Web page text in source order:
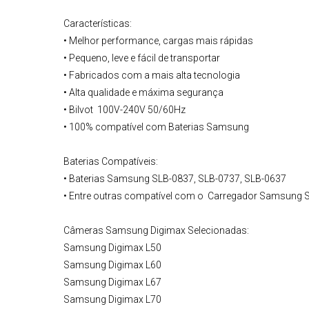
Características:
• Melhor performance, cargas mais rápidas
• Pequeno, leve e fácil de transportar
• Fabricados com a mais alta tecnologia
• Alta qualidade e máxima segurança
• Bilvot 100V-240V 50/60Hz
• 100% compatível com Baterias Samsung
Baterias Compatíveis:
• Baterias Samsung SLB-0837, SLB-0737, SLB-0637
• Entre outras compatível com o Carregador Samsung
Câmeras Samsung Digimax Selecionadas:
Samsung Digimax L50
Samsung Digimax L60
Samsung Digimax L67
Samsung Digimax L70